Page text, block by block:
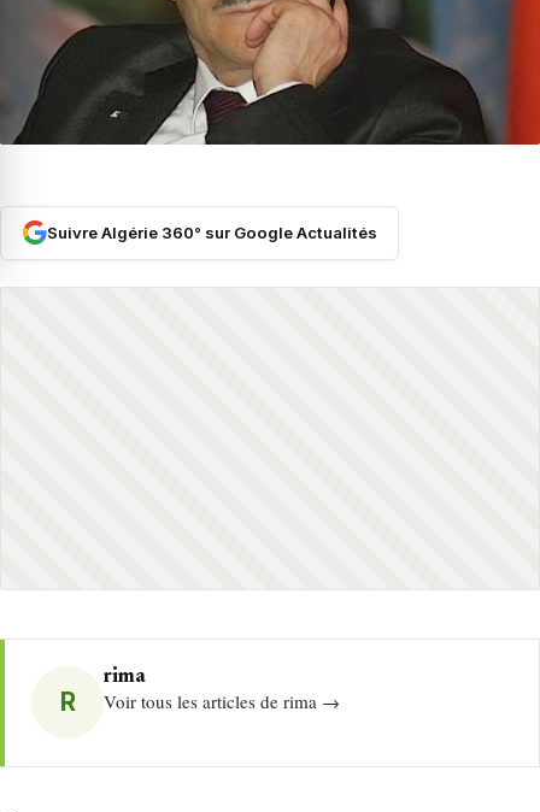
Suivre Algérie 360° sur Google Actualités
R
rima
Voir tous les articles de rima →